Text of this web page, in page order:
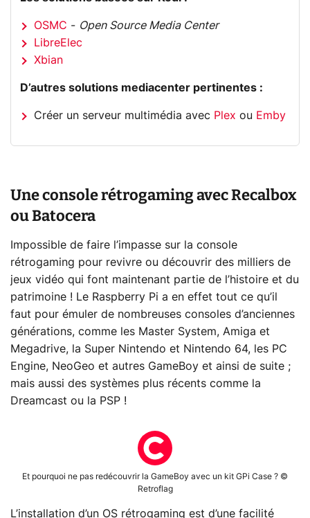
OSMC - Open Source Media Center
LibreElec
Xbian
D’autres solutions mediacenter pertinentes :
Créer un serveur multimédia avec Plex ou Emby
Une console rétrogaming avec Recalbox
ou Batocera
Impossible de faire l’impasse sur la console
rétrogaming pour revivre ou découvrir des milliers de
jeux vidéo qui font maintenant partie de l’histoire et du
patrimoine ! Le Raspberry Pi a en effet tout ce qu’il
faut pour émuler de nombreuses consoles d’anciennes
générations, comme les Master System, Amiga et
Megadrive, la Super Nintendo et Nintendo 64, les PC
Engine, NeoGeo et autres GameBoy et ainsi de suite ;
mais aussi des systèmes plus récents comme la
Dreamcast ou la PSP !
Et pourquoi ne pas redécouvrir la GameBoy avec un kit GPi Case ? ©
Retroflag
L’installation d’un OS rétrogaming est d’une facilité